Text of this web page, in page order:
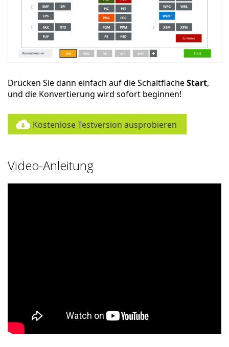
Drücken Sie dann einfach auf die SchaltflächeStart,
und die Konvertierung wird sofort beginnen!
Kostenlose Testversion ausprobieren
Video-Anleitung